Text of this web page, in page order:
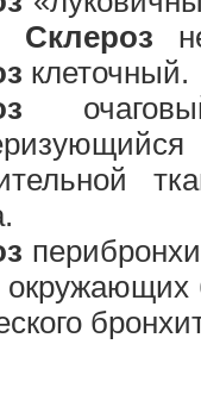
Склероз
клеточный.